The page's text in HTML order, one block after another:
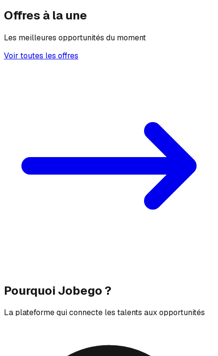
Offres à la une
Les meilleures opportunités du moment
Voir toutes les offres
Pourquoi Jobego ?
La plateforme qui connecte les talents aux opportunités